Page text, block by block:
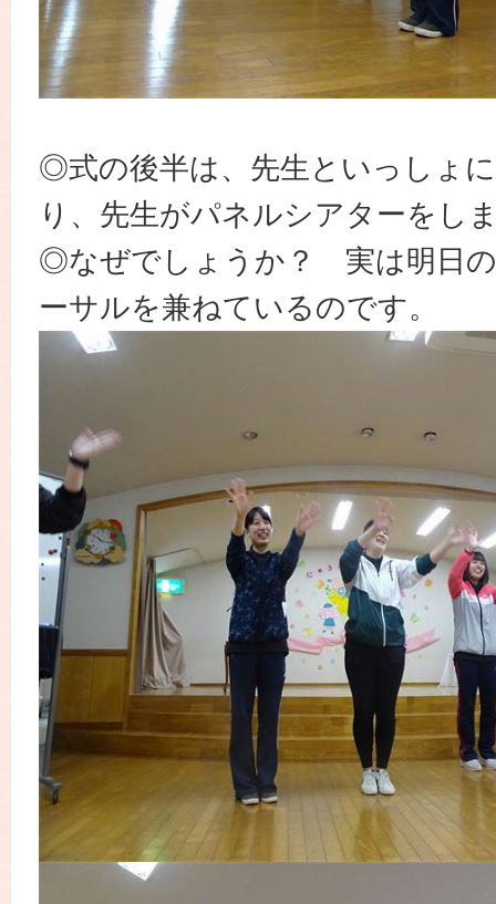
◎式の後半は、先生といっしょ
り、先生がパネルシアターをし
◎なぜでしょうか？ 実は明日
ーサルを兼ねているのです。